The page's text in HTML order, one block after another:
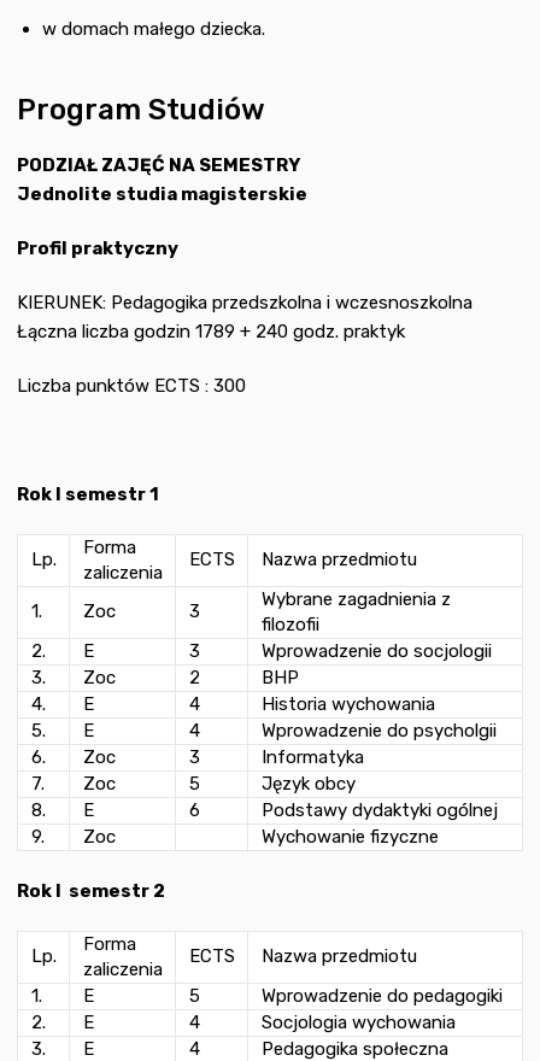
w domach małego dziecka.
Program Studiów
PODZIAŁ ZAJĘĆ NA SEMESTRY
Jednolite studia magisterskie
Profil praktyczny
KIERUNEK: Pedagogika przedszkolna i wczesnoszkolna
Łączna liczba godzin 1789 + 240 godz. praktyk
Liczba punktów ECTS : 300
Rok I semestr 1
Lp.
Forma
zaliczenia
ECTS Nazwa przedmiotu
1. Zoc 3
Wybrane zagadnienia z
filozofii
2.
E 3
Wprowadzenie do socjologii
3.
Zoc 2
BHP
4.
E 4
Historia wychowania
5.
E 4
Wprowadzenie do psycholgii
6.
Zoc 3
Informatyka
7.
Zoc 5
Język obcy
8.
E 6
Podstawy dydaktyki ogólnej
9.
Zoc Wychowanie fizyczne
Rok I semestr 2
Lp.
Forma
zaliczenia
ECTS
Nazwa przedmiotu
1.
E 5
Wprowadzenie do pedagogiki
2.
E 4
Socjologia wychowania
3.
E 4 Pedagogika społeczna